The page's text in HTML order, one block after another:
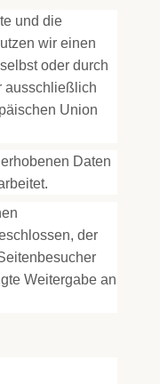
und die
wir einen
oder durch
ausschließlich
Union
Daten
der
Weitergabe an